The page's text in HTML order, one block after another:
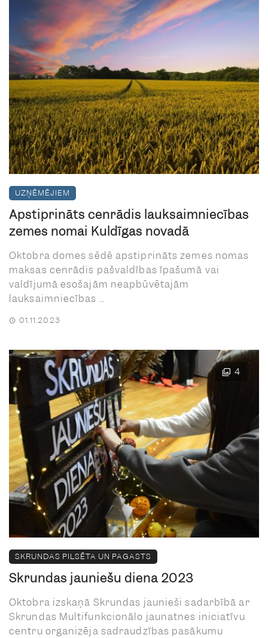
UZŅĒMĒJIEM
Apstiprināts cenrādis lauksaimniecības
zemes nomai Kuldīgas novadā
Oktobra domes sēdē apstiprināts zemes nomas
maksas cenrādis pašvaldības īpašumā vai
valdījumā esošajām neapbūvētajām
lauksaimniecības ...
01.11.2023
4
SKRUNDAS PILSĒTA UN PAGASTS
Skrundas jauniešu diena 2023
Oktobra izskaņā Skrundas jaunieši sadarbībā ar
Skrundas Multifunkcionālo jaunatnes iniciatīvu
centru organizēja sadraudzības pasākumu